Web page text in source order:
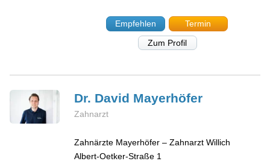
Empfehlen
Termin
Zum Profil
Dr. David Mayerhöfer
Zahnarzt
Zahnärzte Mayerhöfer – Zahnarzt Willich
Albert-Oetker-Straße 1